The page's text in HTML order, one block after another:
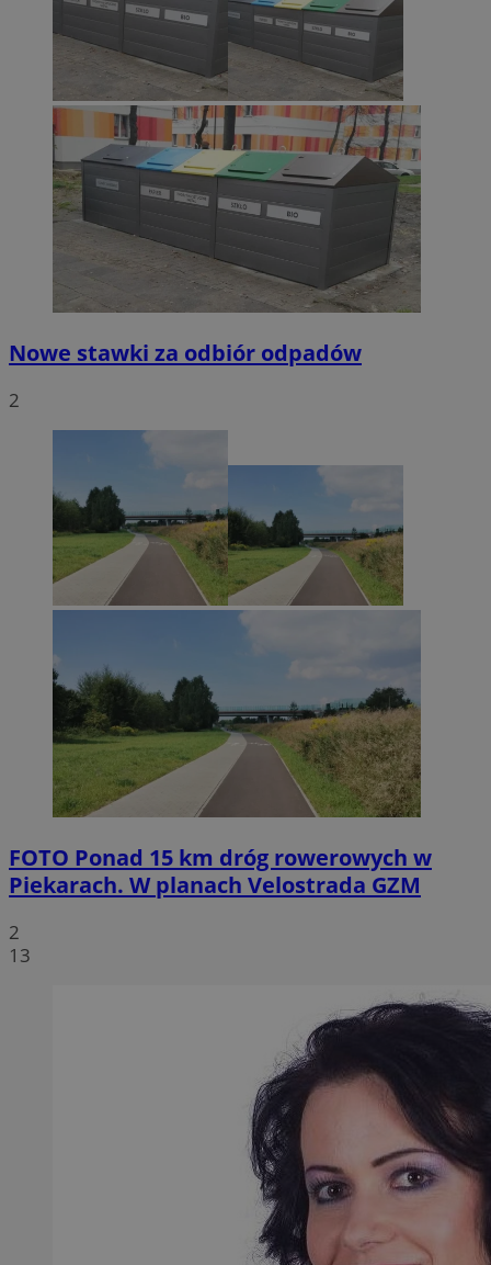
Nowe stawki za odbiór odpadów
2
FOTO Ponad 15 km dróg rowerowych w
Piekarach. W planach Velostrada GZM
2
13